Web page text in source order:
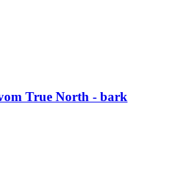
True North - bark